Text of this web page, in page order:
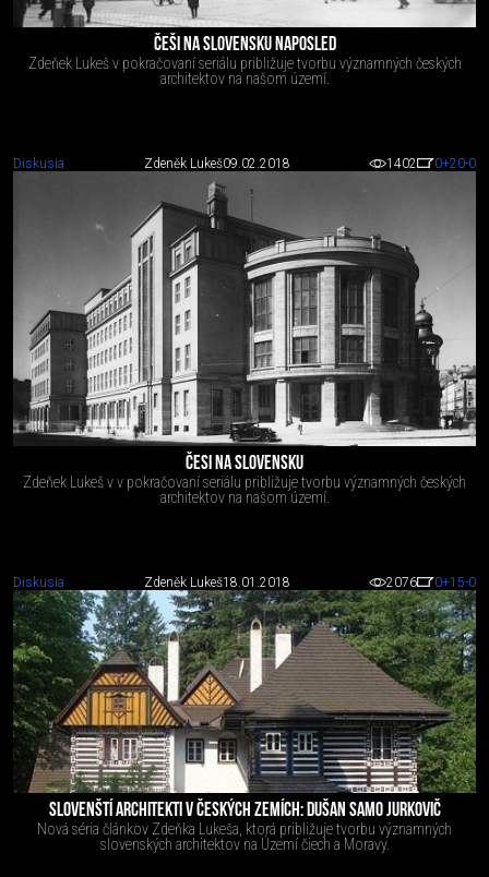
ČEŠI NA SLOVENSKU NAPOSLED
Zdeňek Lukeš v pokračovaní seriálu približuje tvorbu významných českých
architektov na našom území.
Diskusia Zdeněk Lukeš09.02.2018 1402 0+20-0
ČESI NA SLOVENSKU
Zdeňek Lukeš v v pokračovaní seriálu približuje tvorbu významných českých
architektov na našom území.
Diskusia Zdeněk Lukeš18.01.2018 2076 0+15-0
SLOVENŠTÍ ARCHITEKTI V ČESKÝCH ZEMÍCH: DUŠAN SAMO JURKOVIČ
Nová séria článkov Zdeňka Lukeša, ktorá približuje tvorbu významných
slovenských architektov na Území čiech a Moravy.